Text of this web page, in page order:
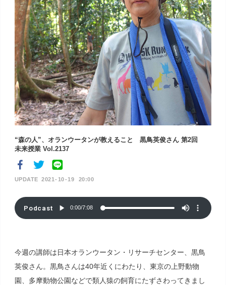
“森の人”、オランウータンが教えること 黒鳥英俊さん 第2回
未来授業 Vol.2137
2021 10 19 20:00
Podcast 0:00/7:08
今週の講師は日本オランウータン・リサーチセンター、黒鳥
英俊さん。黒鳥さんは40年近くにわたり、東京の上野動物
園、多摩動物公園などで類人猿の飼育にたずさわってきまし